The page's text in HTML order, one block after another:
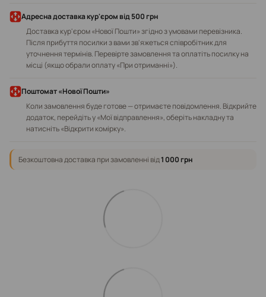
Адресна доставка кур'єром від 500 грн
Доставка кур'єром «Нової Пошти» згідно з умовами перевізника.
Після прибуття посилки з вами зв'яжеться співробітник для
уточнення термінів. Перевірте замовлення та оплатіть посилку на
місці (якщо обрали оплату «При отриманні»).
Поштомат «Нової Пошти»
Коли замовлення буде готове — отримаєте повідомлення. Відкрийте
додаток, перейдіть у «Мої відправлення», оберіть накладну та
натисніть «Відкрити комірку».
Безкоштовна доставка при замовленні від1 000 грн